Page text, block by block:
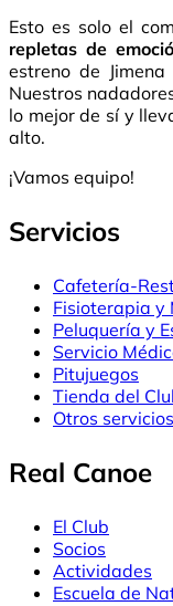
Esto es solo el
repletas de
estreno de
Nuestros
lo mejor de sí y
alto.
¡Vamos equipo!
Servicios
Cafetería-
Fisioterapia y
Peluquería y
Servicio
Pitujuegos
Tienda del
Otros servicios
Real Canoe
El Club
Socios
Actividades
Escuela de